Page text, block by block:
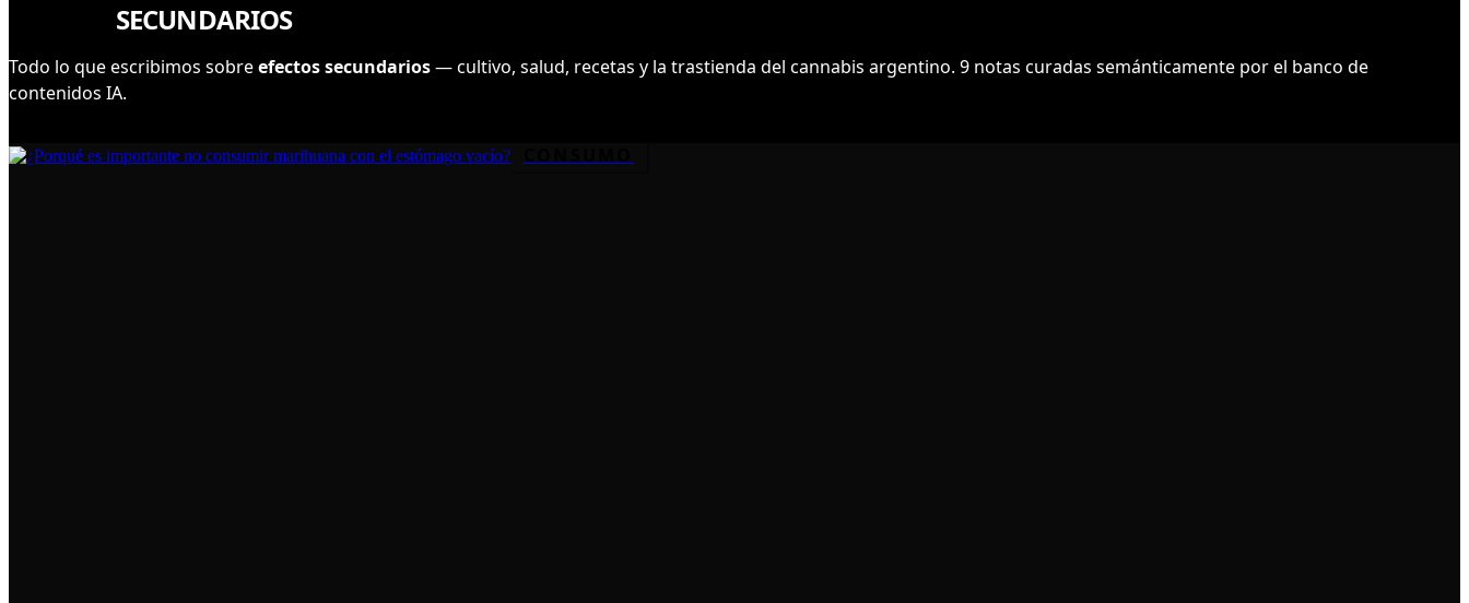
SECUNDARIOS
Todo lo que escribimos sobreefectos secundarios— cultivo, salud, recetas y la trastienda del cannabis argentino. 9 notas curadas semánticamente por el banco de
contenidos IA.